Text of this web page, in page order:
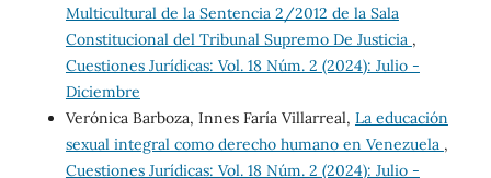
Multicultural de la Sentencia 2/2012 de la Sala
Constitucional del Tribunal Supremo De Justicia ,
Cuestiones Jurídicas: Vol. 18 Núm. 2 (2024): Julio -
Diciembre
Verónica Barboza, Innes Faría Villarreal, La educación
sexual integral como derecho humano en Venezuela ,
Cuestiones Jurídicas: Vol. 18 Núm. 2 (2024): Julio -